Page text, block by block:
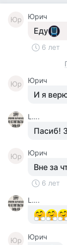
Юр Юрич
Еду
6 лет
Юр Юрич
И я
L….
Пасиб!
Юр Юрич
Вне за
6 лет
L….
Юр
Юрич